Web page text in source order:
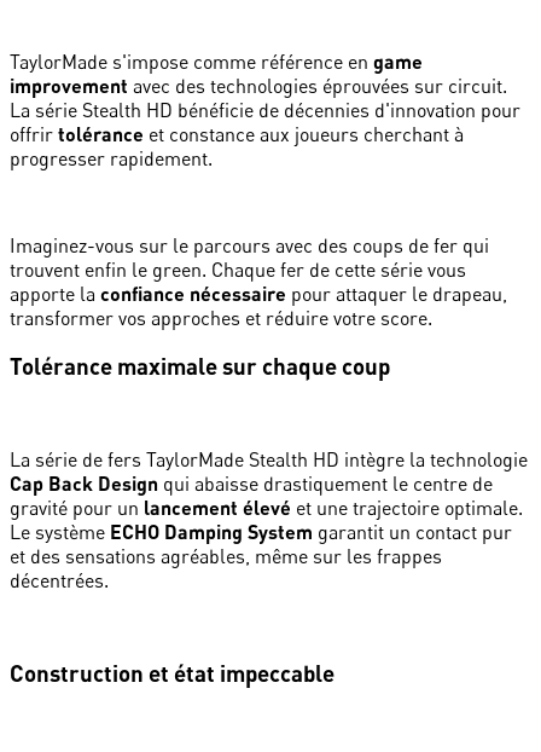
TaylorMade s'impose comme référence en game
improvement avec des technologies éprouvées sur circuit.
La série Stealth HD bénéficie de décennies d'innovation pour
offrir tolérance et constance aux joueurs cherchant à
progresser rapidement.
Imaginez-vous sur le parcours avec des coups de fer qui
trouvent enfin le green. Chaque fer de cette série vous
apporte la confiance nécessaire pour attaquer le drapeau,
transformer vos approches et réduire votre score.
Tolérance maximale sur chaque coup
La série de fers TaylorMade Stealth HD intègre la technologie
Cap Back Design qui abaisse drastiquement le centre de
gravité pour un lancement élevé et une trajectoire optimale.
Le système ECHO Damping System garantit un contact pur
et des sensations agréables, même sur les frappes
décentrées.
Construction et état impeccable